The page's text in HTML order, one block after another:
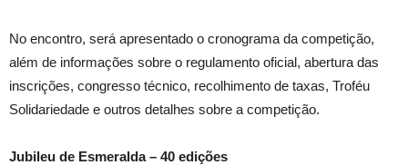
No encontro, será apresentado o cronograma da competição,
além de informações sobre o regulamento oficial, abertura das
inscrições, congresso técnico, recolhimento de taxas, Troféu
Solidariedade e outros detalhes sobre a competição.
Jubileu de Esmeralda – 40 edições